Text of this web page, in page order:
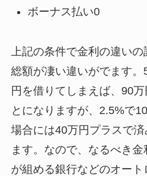
ボーナス払い0
上記の条件で金利の違い
総額が凄い違いがでます
円を借りてしまえば、90
とになりますが、2.5%で
場合には40万円プラスで
ます。なので、なるべき
が組める銀行などのオー